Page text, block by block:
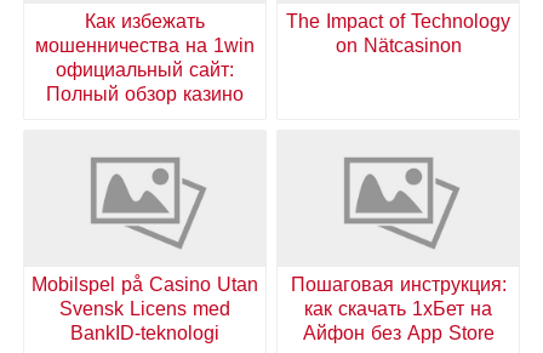
The Impact of Technology
on Nätcasinon
Как избежать
мошенничества на 1win
официальный сайт:
Полный обзор казино
Пошаговая инструкция:
как скачать 1хБет на
Айфон без App Store
Mobilspel på Casino Utan
Svensk Licens med
BankID-teknologi